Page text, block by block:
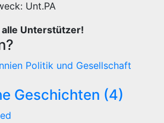
Unt.PA
alle Unterstützer!
Politik und Gesellschaft
Geschichten (4)